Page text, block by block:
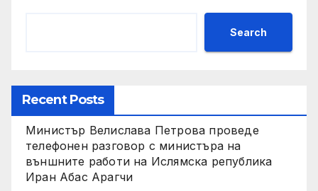
Search
Recent Posts
Министър Велислава Петрова проведе
телефонен разговор с министъра на
външните работи на Ислямска република
Иран Абас Арагчи